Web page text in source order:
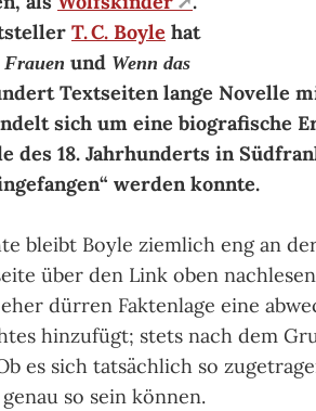
T. C. Boyle hat
Frauen und Wenn das
Textseiten lange Novelle
sich um eine biografische
des 18. Jahrhunderts in
werden konnte.
bleibt Boyle ziemlich eng an
über den Link oben
dürren Faktenlage eine
hinzufügt; stets nach dem
es sich tatsächlich so
so sein können.